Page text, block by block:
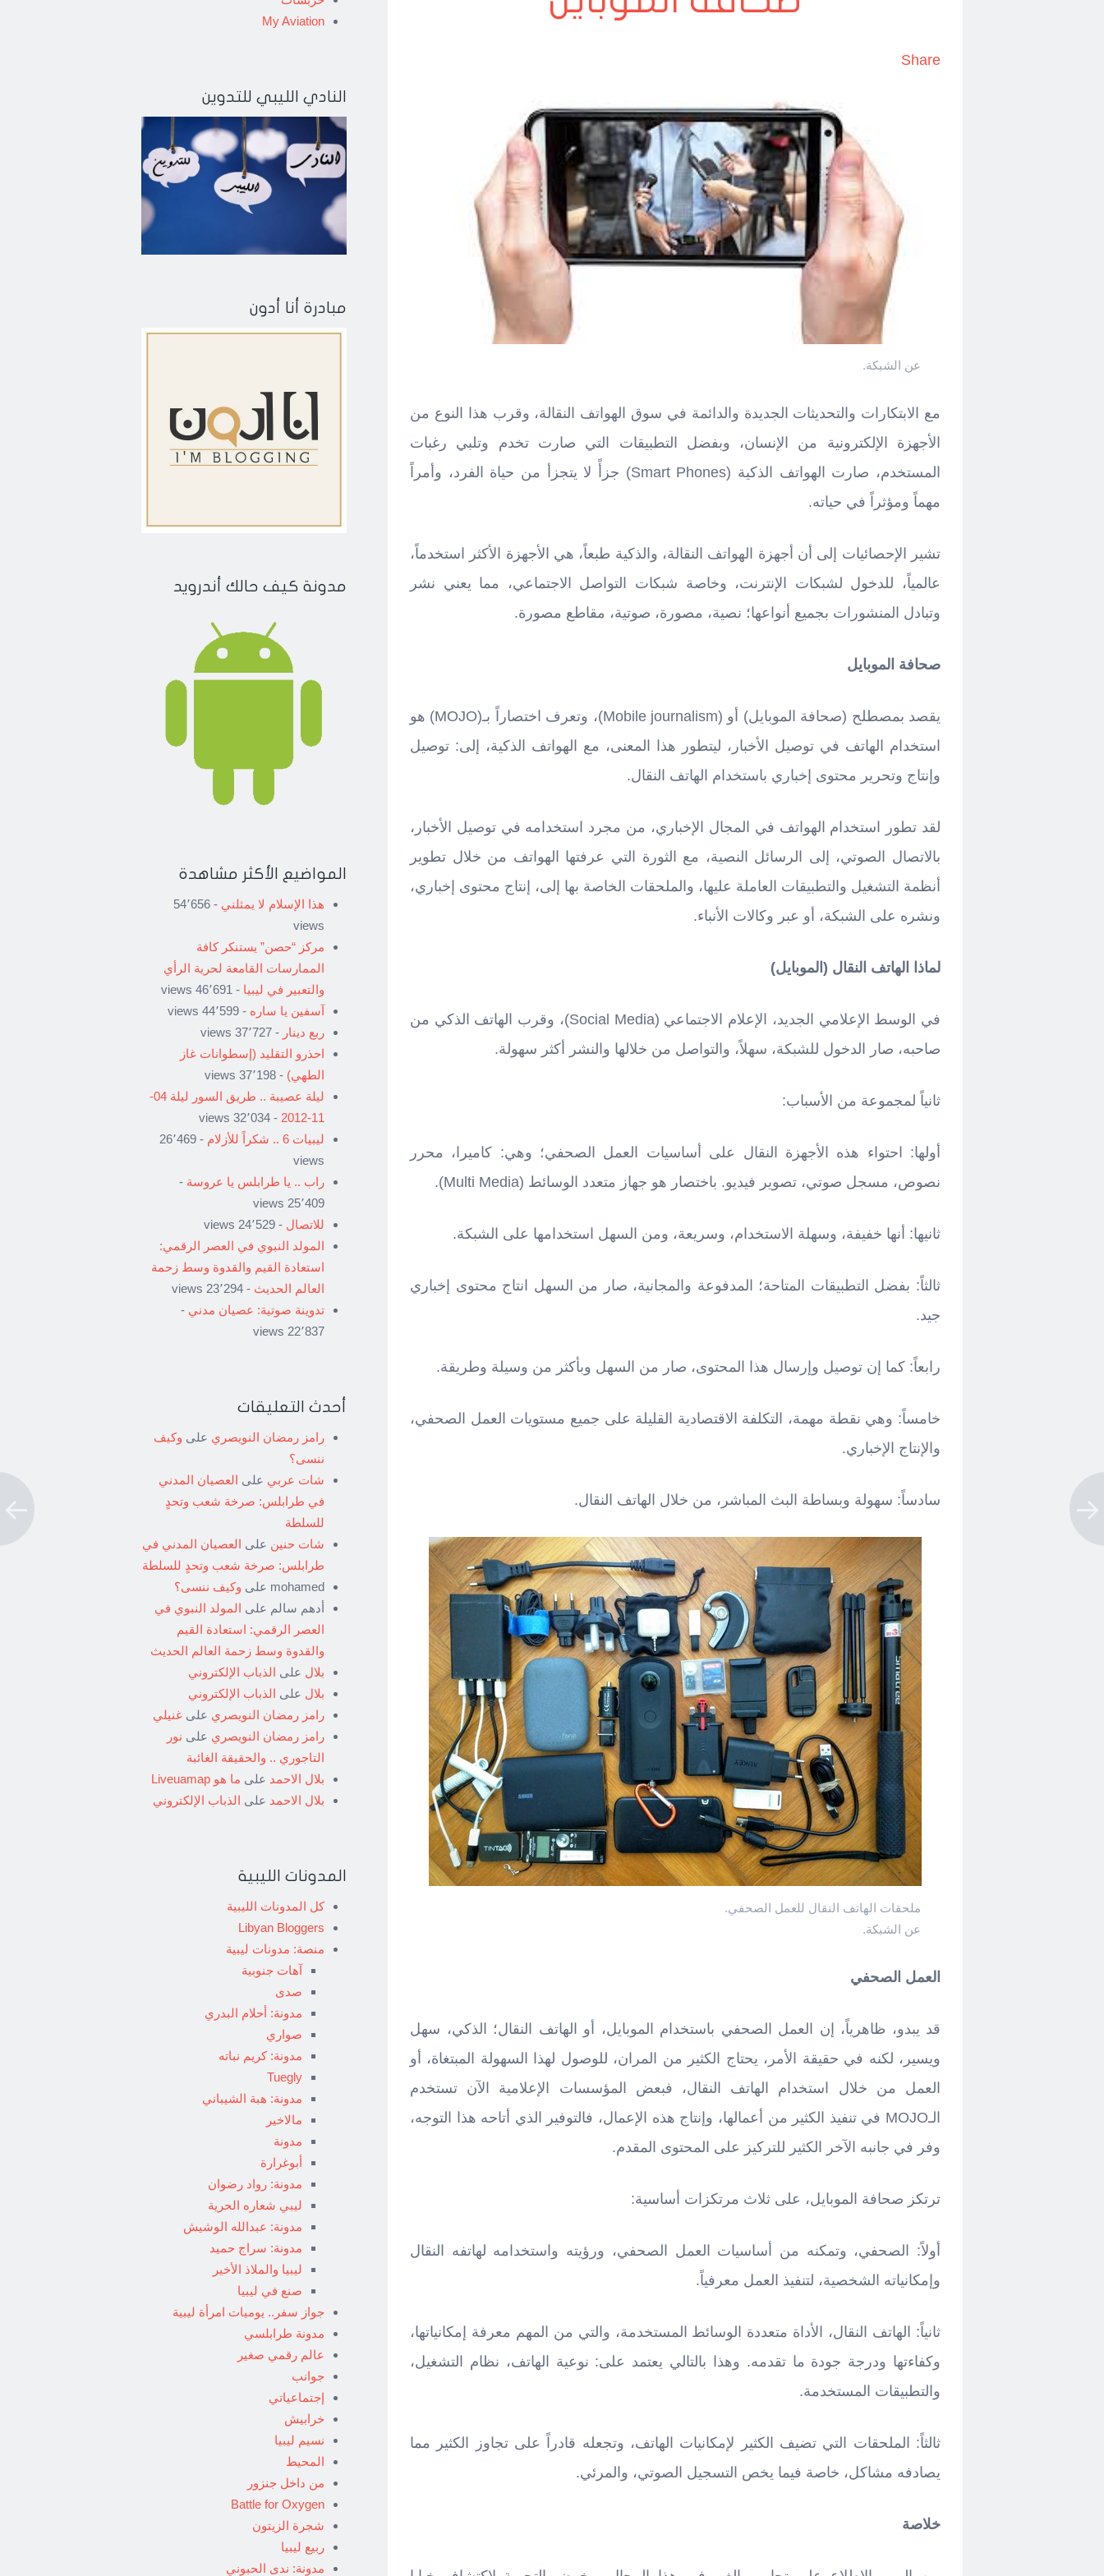
Share
عن الشبكة.
مع الابتكارات والتحديثات الجديدة والدائمة في سوق الهواتف النقالة، وقرب هذا النوع من
الأجهزة الإلكترونية من الإنسان، وبفضل التطبيقات التي صارت تخدم وتلبي رغبات
المستخدم، صارت الهواتف الذكية (Smart Phones) جزأً لا يتجزأ من حياة الفرد، وأمراً
مهماً ومؤثراً في حياته.
تشير الإحصائيات إلى أن أجهزة الهواتف النقالة، والذكية طبعاً، هي الأجهزة الأكثر استخدماً،
عالمياً، للدخول لشبكات الإنترنت، وخاصة شبكات التواصل الاجتماعي، مما يعني نشر
وتبادل المنشورات بجميع أنواعها؛ نصية، مصورة، صوتية، مقاطع مصورة.
صحافة الموبايل
يقصد بمصطلح (صحافة الموبايل) أو (Mobile journalism)، وتعرف اختصاراً بـ(MOJO) هو
استخدام الهاتف في توصيل الأخبار، ليتطور هذا المعنى، مع الهواتف الذكية، إلى: توصيل
وإنتاج وتحرير محتوى إخباري باستخدام الهاتف النقال.
لقد تطور استخدام الهواتف في المجال الإخباري، من مجرد استخدامه في توصيل الأخبار،
بالاتصال الصوتي، إلى الرسائل النصية، مع الثورة التي عرفتها الهواتف من خلال تطوير
أنظمة التشغيل والتطبيقات العاملة عليها، والملحقات الخاصة بها إلى، إنتاج محتوى إخباري،
ونشره على الشبكة، أو عبر وكالات الأنباء.
لماذا الهاتف النقال (الموبايل)
في الوسط الإعلامي الجديد، الإعلام الاجتماعي (Social Media)، وقرب الهاتف الذكي من
صاحبه، صار الدخول للشبكة، سهلاً، والتواصل من خلالها والنشر أكثر سهولة.
ثانياً لمجموعة من الأسباب:
أولها: احتواء هذه الأجهزة النقال على أساسيات العمل الصحفي؛ وهي: كاميرا، محرر
نصوص، مسجل صوتي، تصوير فيديو. باختصار هو جهاز متعدد الوسائط (Multi Media).
ثانيها: أنها خفيفة، وسهلة الاستخدام، وسريعة، ومن السهل استخدامها على الشبكة.
ثالثاً: بفضل التطبيقات المتاحة؛ المدفوعة والمجانية، صار من السهل انتاج محتوى إخباري
جيد.
رابعاً: كما إن توصيل وإرسال هذا المحتوى، صار من السهل وبأكثر من وسيلة وطريقة.
خامساً: وهي نقطة مهمة، التكلفة الاقتصادية القليلة على جميع مستويات العمل الصحفي،
والإنتاج الإخباري.
سادساً: سهولة وبساطة البث المباشر، من خلال الهاتف النقال.
ملحقات الهاتف النقال للعمل الصحفي.
عن الشبكة.
العمل الصحفي
قد يبدو، ظاهرياً، إن العمل الصحفي باستخدام الموبايل، أو الهاتف النقال؛ الذكي، سهل
ويسير، لكنه في حقيقة الأمر، يحتاج الكثير من المران، للوصول لهذا السهولة المبتغاة، أو
العمل من خلال استخدام الهاتف النقال، فبعض المؤسسات الإعلامية الآن تستخدم
الـMOJO في تنفيذ الكثير من أعمالها، وإنتاج هذه الإعمال، فالتوفير الذي أتاحه هذا التوجه،
وفر في جانبه الآخر الكثير للتركيز على المحتوى المقدم.
ترتكز صحافة الموبايل، على ثلاث مرتكزات أساسية:
أولاً: الصحفي، وتمكنه من أساسيات العمل الصحفي، ورؤيته واستخدامه لهاتفه النقال
وإمكانياته الشخصية، لتنفيذ العمل معرفياً.
ثانياً: الهاتف النقال، الأداة متعددة الوسائط المستخدمة، والتي من المهم معرفة إمكانياتها،
وكفاءتها ودرجة جودة ما تقدمه. وهذا بالتالي يعتمد على: نوعية الهاتف، نظام التشغيل،
والتطبيقات المستخدمة.
ثالثاً: الملحقات التي تضيف الكثير لإمكانيات الهاتف، وتجعله قادراً على تجاوز الكثير مما
يصادفه مشاكل، خاصة فيما يخص التسجيل الصوتي، والمرئي.
خلاصة
My Aviation
النادي الليبي للتدوين
مبادرة أنا أدون
مدونة كيف حالك أندرويد
المواضيع الأكثر مشاهدة
هذا الإسلام لا يمثلني
- 54٬656
views
مركز “حصن” يستنكر كافة
الممارسات القامعة لحرية الرأي
والتعبير في ليبيا - 46٬691 views
آسفين يا ساره - 44٬599 views
ربع دينار - 37٬727 views
احذرو التقليد (إسطوانات غاز
الطهي) - 37٬198 views
ليلة عصيبة .. طريق السور ليلة 04-
11-2012
- 32٬034 views
ليبيات 6 .. شكراً للأزلام
- 26٬469
views
راب .. يا طرابلس يا عروسة -
25٬409 views
للاتصال - 24٬529 views
المولد النبوي في العصر الرقمي:
استعادة القيم والقدوة وسط زحمة
العالم الحديث - 23٬294 views
تدوينة صوتية: عصيان مدني -
22٬837 views
أحدث التعليقات
رامز رمضان النويصري على وكيف
ننسى؟
شات عربي على العصيان المدني
في طرابلس: صرخة شعب وتحدٍ
للسلطة
شات حنين على العصيان المدني في
طرابلس: صرخة شعب وتحدٍ للسلطة
mohamed على وكيف ننسى؟
أدهم سالم على المولد النبوي في
العصر الرقمي: استعادة القيم
والقدوة وسط زحمة العالم الحديث
بلال على الذباب الإلكتروني
بلال على الذباب الإلكتروني
رامز رمضان النويصري على غنيلي
رامز رمضان النويصري على نور
التاجوري .. والحقيقة الغائبة
بلال الاحمد على ما هو Liveuamap
بلال الاحمد على الذباب الإلكتروني
المدونات الليبية
كل المدونات الليبية
Libyan Bloggers
منصة: مدونات ليبية
آهات جنوبية
صدى
مدونة: أحلام البدري
صواري
مدونة: كريم نباته
Tuegly
مدونة: هبة الشيباني
مالاخير
مدونة
أبوغرارة
مدونة: رواد رضوان
ليبي شعاره الحرية
مدونة: عبدالله الوشيش
مدونة: سراج حميد
ليبيا والملاذ الأخير
صنع في ليبيا
جواز سفر.. يوميات امرأة ليبية
مدونة طرابلسي
عالم رقمي صغير
جوانب
إجتماعياتي
خرابيش
نسيم ليبيا
المحيط
من داخل جنزور
Battle for Oxygen
شجرة الزيتون
ربيع ليبيا
مدونة: ندى الحبوني